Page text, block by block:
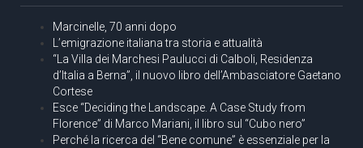
Marcinelle, 70 anni dopo
L’emigrazione italiana tra storia e attualità
“La Villa dei Marchesi Paulucci di Calboli, Residenza
d’Italia a Berna”, il nuovo libro dell’Ambasciatore Gaetano
Cortese
Esce “Deciding the Landscape. A Case Study from
Florence” di Marco Mariani, il libro sul “Cubo nero”
Perché la ricerca del “Bene comune” è essenziale per la